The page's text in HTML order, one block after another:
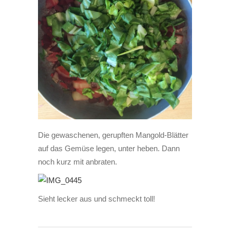
Die gewaschenen, gerupften Mangold-Blätter
auf das Gemüse legen, unter heben. Dann
noch kurz mit anbraten.
Sieht lecker aus und schmeckt toll!